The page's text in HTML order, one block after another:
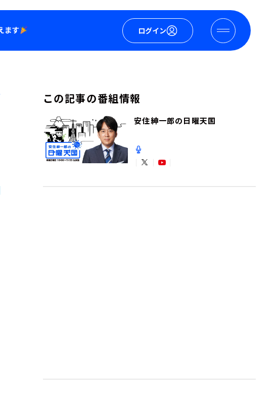
ログイン
この記事の番組情報
安住紳一郎の日曜天国